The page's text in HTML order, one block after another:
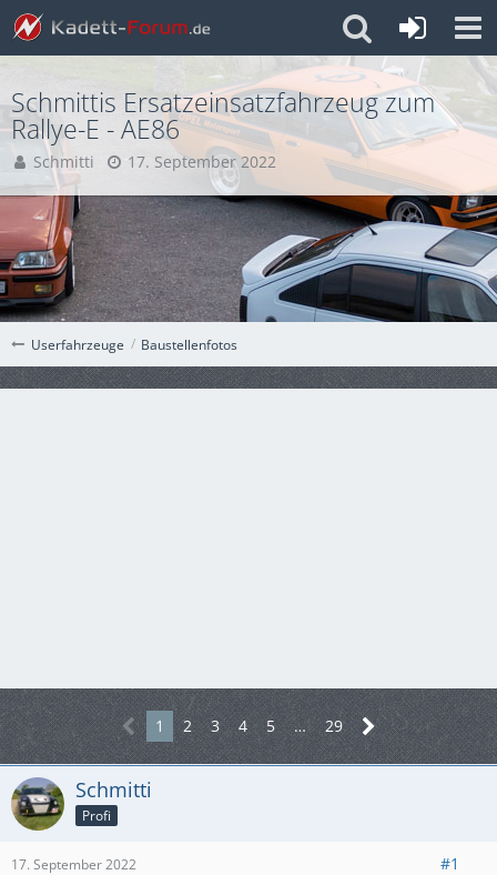
Userfahrzeuge Baustellenfotos
Schmittis Ersatzeinsatzfahrzeug zum
Rallye-E - AE86
Schmitti 17. September 2022
1 2 3 4 5 … 29
Schmitti
Profi
17. September 2022 #1